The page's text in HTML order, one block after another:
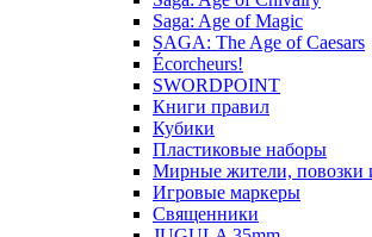
Saga: Age of Magic
SAGA: The Age of Caesars
Écorcheurs!
SWORDPOINT
Книги правил
Кубики
Пластиковые наборы
Мирные жители, повозки
Игровые маркеры
Священники